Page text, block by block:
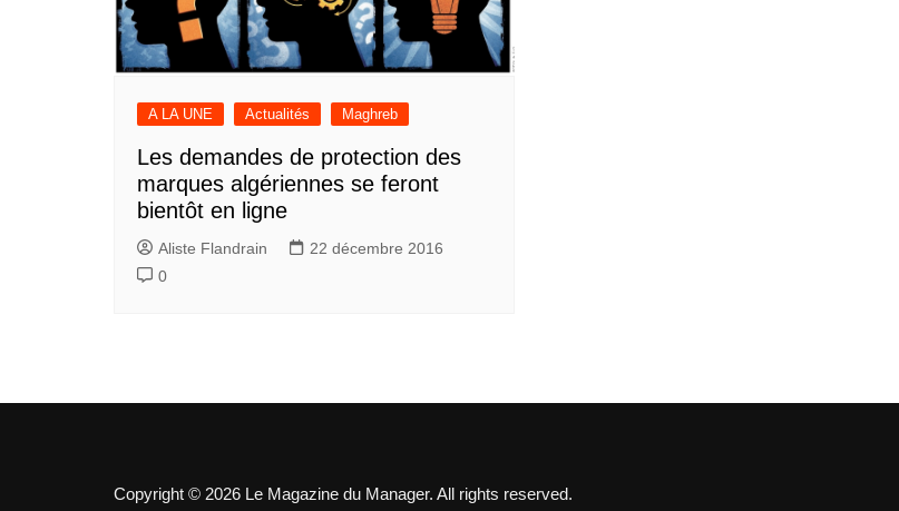
A LA UNE Actualités Maghreb
Les demandes de protection des
marques algériennes se feront
bientôt en ligne
Aliste Flandrain
22 décembre 2016
0
Copyright © 2026 Le Magazine du Manager. All rights reserved.